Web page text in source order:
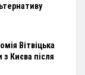
Вітвіцька
з Києва після